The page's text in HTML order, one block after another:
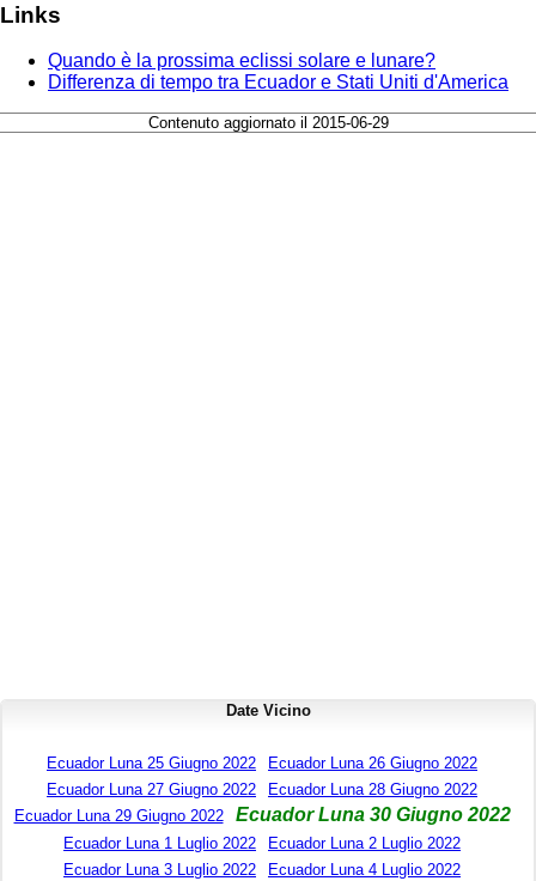
Links
Quando è la prossima eclissi solare e lunare?
Differenza di tempo tra Ecuador e Stati Uniti d'America
Contenuto aggiornato il 2015-06-29
Date Vicino
Ecuador Luna 25 Giugno 2022
Ecuador Luna 26 Giugno 2022
Ecuador Luna 27 Giugno 2022
Ecuador Luna 28 Giugno 2022
Ecuador Luna 29 Giugno 2022
Ecuador Luna 30 Giugno 2022
Ecuador Luna 1 Luglio 2022
Ecuador Luna 2 Luglio 2022
Ecuador Luna 3 Luglio 2022
Ecuador Luna 4 Luglio 2022